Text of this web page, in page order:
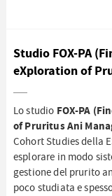
Studio FOX-PA
eXploration of
Lo studio FOX-PA
of Pruritus Ani
Cohort Studies della
esplorare in modo
gestione del prurito
poco studiata e